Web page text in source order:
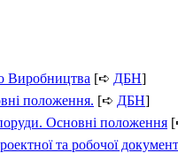
Виробництва [➪ ДБН]
положення. [➪ ДБН]
Основні положення
та робочої